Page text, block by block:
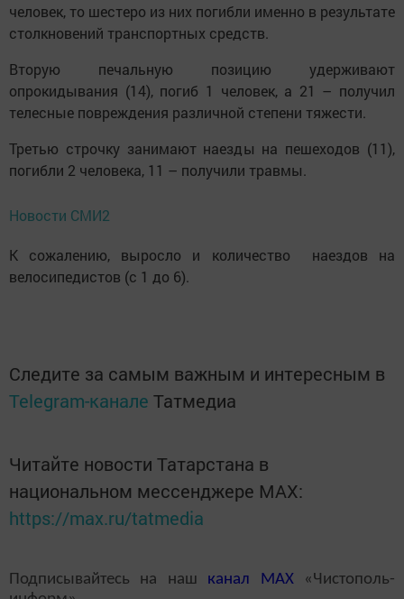
человек, то шестеро из них погибли именно в результате
столкновений транспортных средств.
Вторую печальную позицию удерживают
опрокидывания (14), погиб 1 человек, а 21 – получил
телесные повреждения различной степени тяжести.
Третью строчку занимают наезды на пешеходов (11),
погибли 2 человека, 11 – получили травмы.
Новости СМИ2
К сожалению, выросло и количество наездов на
велосипедистов (с 1 до 6).
Следите за самым важным и интересным в
Telegram-канале Татмедиа
Читайте новости Татарстана в
национальном мессенджере MАХ:
https://max.ru/tatmedia
Подписывайтесь на наш канал MAX«Чистополь-